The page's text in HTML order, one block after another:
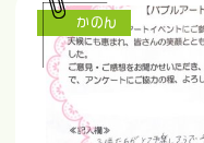
かのん